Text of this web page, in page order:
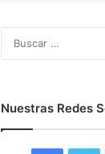
Nuestras Redes